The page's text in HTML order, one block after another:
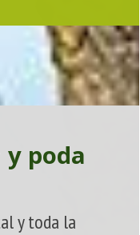
y poda
y toda la